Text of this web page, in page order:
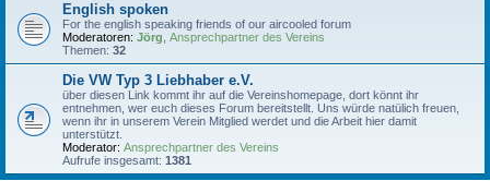
English spoken
For the english speaking friends of our aircooled forum
Moderatoren: Jörg Ansprechpartner des Vereins
Themen: 32
Die VW Typ 3 Liebhaber e.V.
über diesen Link kommt ihr auf die Vereinshomepage, dort könnt ihr
entnehmen, wer euch dieses Forum bereitstellt. Uns würde natülich freuen,
wenn ihr in unserem Verein Mitglied werdet und die Arbeit hier damit
unterstützt.
Moderator: Ansprechpartner des Vereins
Aufrufe insgesamt: 1381